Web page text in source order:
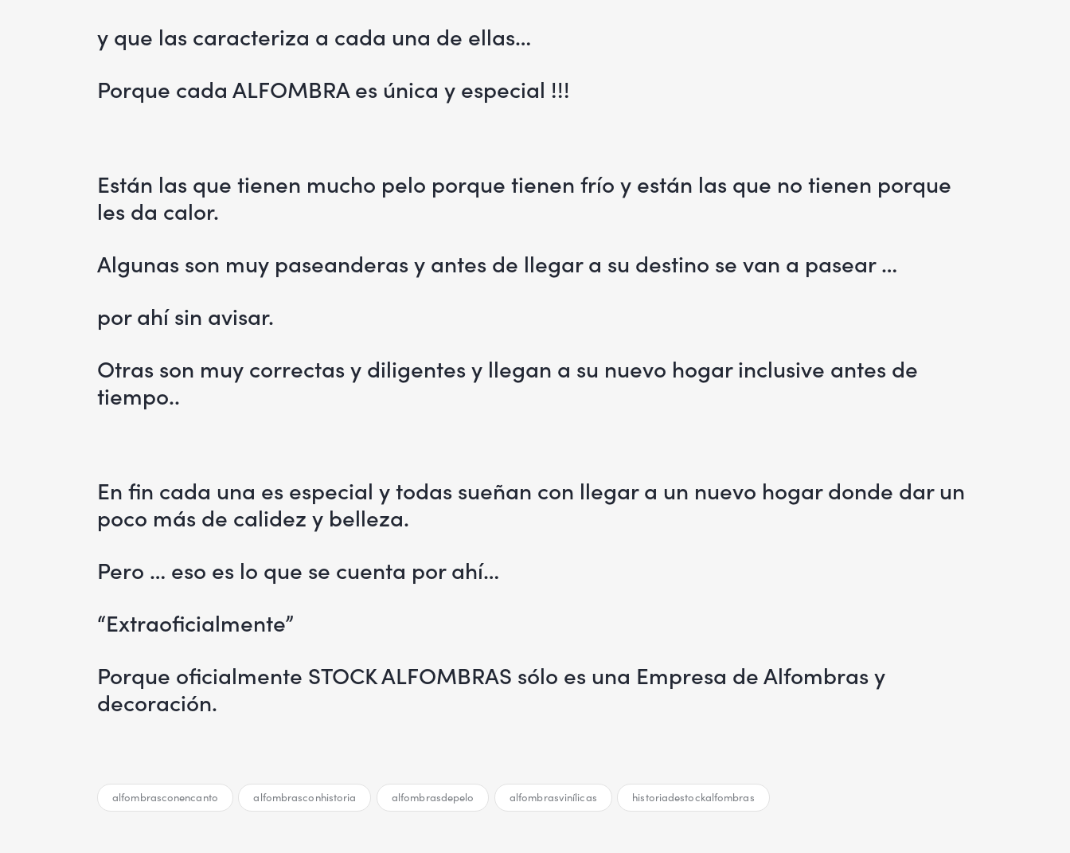
y que las caracteriza a cada una de ellas…
Porque cada ALFOMBRA es única y especial !!!
Están las que tienen mucho pelo porque tienen frío y están las que no tienen porque
les da calor.
Algunas son muy paseanderas y antes de llegar a su destino se van a pasear …
por ahí sin avisar.
Otras son muy correctas y diligentes y llegan a su nuevo hogar inclusive antes de
tiempo..
En fin cada una es especial y todas sueñan con llegar a un nuevo hogar donde dar un
poco más de calidez y belleza.
Pero … eso es lo que se cuenta por ahí…
“Extraoficialmente”
Porque oficialmente STOCK ALFOMBRAS sólo es una Empresa de Alfombras y
decoración.
alfombrasconencanto alfombrasconhistoria alfombrasdepelo alfombrasvinílicas historiadestockalfombras